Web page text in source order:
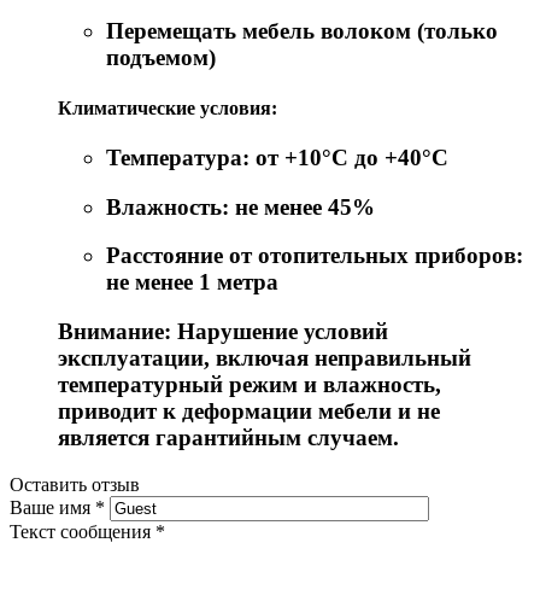
Перемещать мебель волоком (только
подъемом)
Климатические условия:
Температура: от +10°C до +40°C
Влажность: не менее 45%
Расстояние от отопительных приборов:
не менее 1 метра
Внимание: Нарушение условий
эксплуатации, включая неправильный
температурный режим и влажность,
приводит к деформации мебели и не
является гарантийным случаем.
Оставить отзыв
Ваше имя *
Текст сообщения *